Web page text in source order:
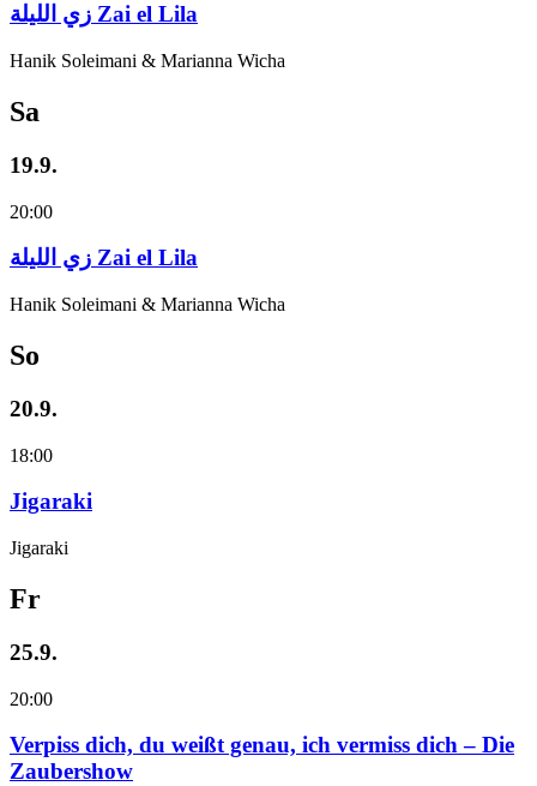
زي‌ اللیلة Zai el Lila
Hanik Soleimani & Marianna Wicha
Sa
19.9.
20:00
زي‌ اللیلة Zai el Lila
Hanik Soleimani & Marianna Wicha
So
20.9.
18:00
Jigaraki
Jigaraki
Fr
25.9.
20:00
Verpiss dich, du weißt genau, ich vermiss dich – Die
Zaubershow